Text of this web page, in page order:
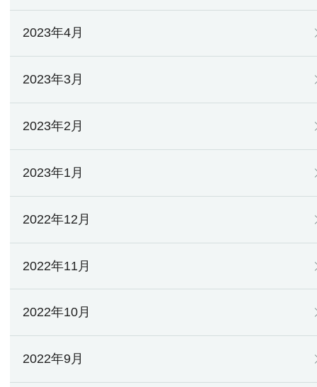
2023年4月
2023年3月
2023年2月
2023年1月
2022年12月
2022年11月
2022年10月
2022年9月